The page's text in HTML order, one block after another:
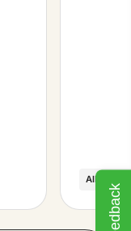
Alle
Feedback